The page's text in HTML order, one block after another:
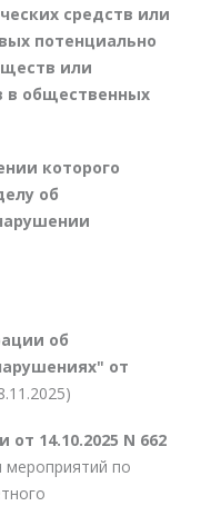
средств или
потенциально
или
общественных
которого
об
об
от
14.10.2025 N 662
мероприятий по